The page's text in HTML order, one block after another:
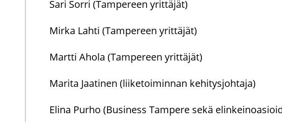
Sari Sorri (Tam­pe­reen yrit­tä­jät)
Mirka Lahti (Tam­pe­reen yrit­tä­jät)
Mart­ti Ahola (Tam­pe­reen yrit­tä­jät)
Ma­ri­ta Jaa­ti­nen (lii­ke­toi­min­nan ke­hi­tys­joh­ta­ja)
Elina Purho (Busi­ness Tam­pe­re sekä